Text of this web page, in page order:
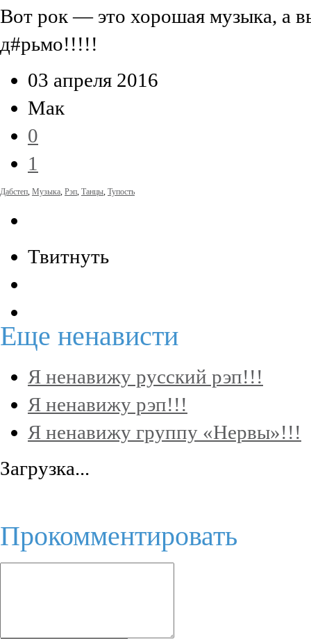
Вот рок — это хорошая музыка, а
д#рьмо!!!!!
03 апреля 2016
Мак
0
1
Дабстеп, Музыка, Рэп, Танцы, Тупость
Твитнуть
Еще ненависти
Я ненавижу русский рэп!!!
Я ненавижу рэп!!!
Я ненавижу группу «Нервы»!!!
Загрузка...
Прокомментировать